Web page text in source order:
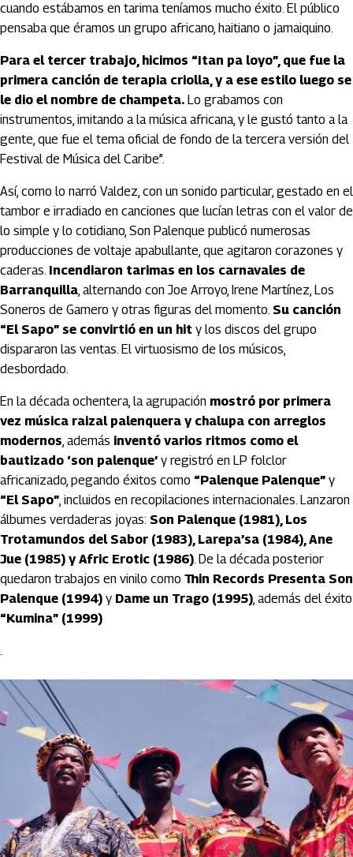
cuando estábamos en tarima teníamos mucho éxito. El público
pensaba que éramos un grupo africano, haitiano o jamaiquino.
Para el tercer trabajo, hicimos “Itan pa loyo”, que fue la
primera canción de terapia criolla, y a ese estilo luego se
le dio el nombre de champeta. Lo grabamos con
instrumentos, imitando a la música africana, y le gustó tanto a la
gente, que fue el tema oficial de fondo de la tercera versión del
Festival de Música del Caribe”.
Así, como lo narró Valdez, con un sonido particular, gestado en el
tambor e irradiado en canciones que lucían letras con el valor de
lo simple y lo cotidiano, Son Palenque publicó numerosas
producciones de voltaje apabullante, que agitaron corazones y
caderas. Incendiaron tarimas en los carnavales de
Barranquilla, alternando con Joe Arroyo, Irene Martínez, Los
Soneros de Gamero y otras figuras del momento. Su canción
“El Sapo” se convirtió en un hit y los discos del grupo
dispararon las ventas. El virtuosismo de los músicos,
desbordado.
En la década ochentera, la agrupación mostró por primera
vez música raizal palenquera y chalupa con arreglos
modernos, además inventó varios ritmos como el
bautizado ‘son palenque’ y registró en LP folclor
africanizado, pegando éxitos como “Palenque Palenque” y
“El Sapo”, incluidos en recopilaciones internacionales. Lanzaron
álbumes verdaderas joyas: Son Palenque (1981), Los
Trotamundos del Sabor (1983), Larepa’sa (1984), Ane
Jue (1985) y Afric Erotic (1986). De la década posterior
quedaron trabajos en vinilo como Thin Records Presenta Son
Palenque (1994) y Dame un Trago (1995), además del éxito
“Kumina” (1999)
.